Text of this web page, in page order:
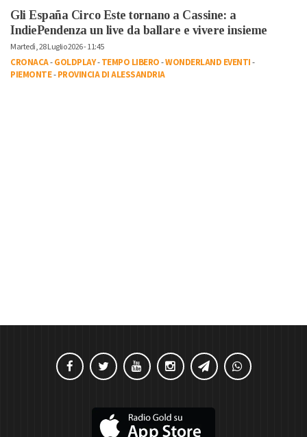
Gli España Circo Este tornano a Cassine: a
IndiePendenza un live da ballare e vivere insieme
Martedì, 28 Luglio 2026 - 11:45
CRONACA-GOLDPLAY-TEMPO LIBERO-WONDERLAND EVENTI-
PIEMONTE-PROVINCIA DI ALESSANDRIA